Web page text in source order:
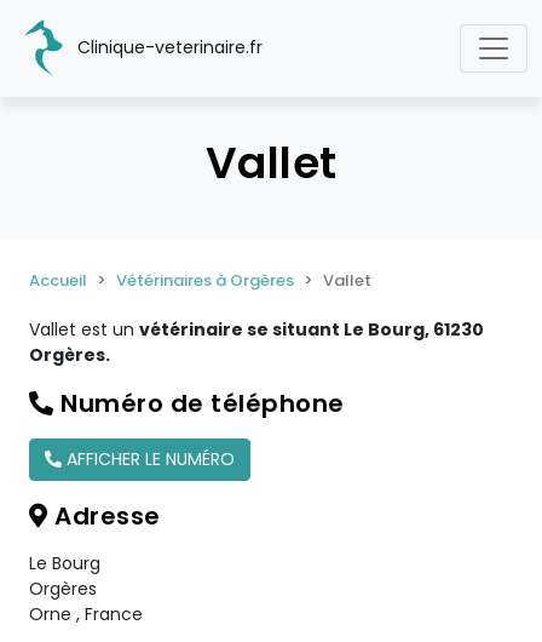
Clinique-veterinaire.fr
Vallet
Accueil Vétérinaires à Orgères Vallet
Vallet est un vétérinaire se situant Le Bourg, 61230
Orgères.
Numéro de téléphone
AFFICHER LE NUMÉRO
Adresse
Le Bourg
Orgères
Orne , France